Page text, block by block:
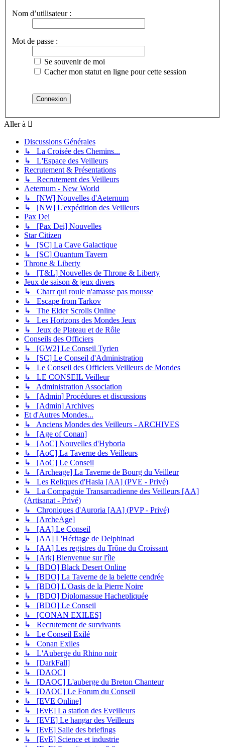
Nom d’utilisateur :
Mot de passe :
Se souvenir de moi
Cacher mon statut en ligne pour cette session
Aller à
Discussions Générales
↳ La Croisée des Chemins...
↳ L'Espace des Veilleurs
Recrutement & Présentations
↳ Recrutement des Veilleurs
Aeternum - New World
↳ [NW] Nouvelles d'Aeternum
↳ [NW] L'expédition des Veilleurs
Pax Dei
↳ [Pax Dei] Nouvelles
Star Citizen
↳ [SC] La Cave Galactique
↳ [SC] Quantum Tavern
Throne & Liberty
↳ [T&L] Nouvelles de Throne & Liberty
Jeux de saison & jeux divers
↳ Charr qui roule n'amasse pas mousse
↳ Escape from Tarkov
↳ The Elder Scrolls Online
↳ Les Horizons des Mondes Jeux
↳ Jeux de Plateau et de Rôle
Conseils des Officiers
↳ [GW2] Le Conseil Tyrien
↳ [SC] Le Conseil d'Administration
↳ Le Conseil des Officiers Veilleurs de Mondes
↳ LE CONSEIL Veilleur
↳ Administration Association
↳ [Admin] Procédures et discussions
↳ [Admin] Archives
Et d'Autres Mondes...
↳ Anciens Mondes des Veilleurs - ARCHIVES
↳ [Age of Conan]
↳ [AoC] Nouvelles d'Hyboria
↳ [AoC] La Taverne des Veilleurs
↳ [AoC] Le Conseil
↳ [Archeage] La Taverne de Bourg du Veilleur
↳ Les Reliques d'Hasla [AA] (PVE - Privé)
↳ La Compagnie Transarcadienne des Veilleurs [AA]
(Artisanat - Privé)
↳ Chroniques d'Auroria [AA] (PVP - Privé)
↳ [ArcheAge]
↳ [AA] Le Conseil
↳ [AA] L'Héritage de Delphinad
↳ [AA] Les registres du Trône du Croissant
↳ [Ark] Bienvenue sur l'île
↳ [BDO] Black Desert Online
↳ [BDO] La Taverne de la belette cendrée
↳ [BDO] L'Oasis de la Pierre Noire
↳ [BDO] Diplomassue Hachepliquée
↳ [BDO] Le Conseil
↳ [CONAN EXILES]
↳ Recrutement de survivants
↳ Le Conseil Exilé
↳ Conan Exiles
↳ L'Auberge du Rhino noir
↳ [DarkFall]
↳ [DAOC]
↳ [DAOC] L'auberge du Breton Chanteur
↳ [DAOC] Le Forum du Conseil
↳ [EVE Online]
↳ [EvE] La station des Eveilleurs
↳ [EVE] Le hangar des Veilleurs
↳ [EvE] Salle des briefings
↳ [EvE] Science et industrie